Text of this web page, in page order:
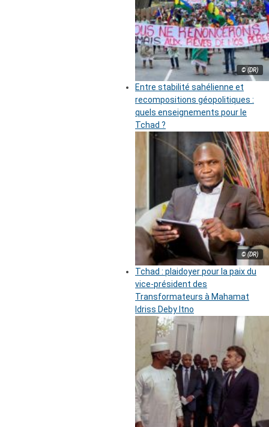
© (DR)
Entre stabilité sahélienne et
recompositions géopolitiques :
quels enseignements pour le
Tchad ?
© (DR)
Tchad : plaidoyer pour la paix du
vice-président des
Transformateurs à Mahamat
Idriss Deby Itno